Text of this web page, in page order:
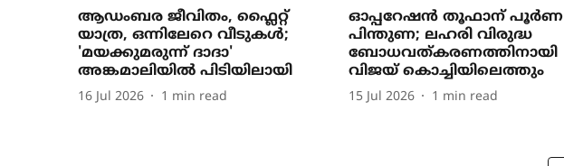
ആഡംബര ജീവിതം, ഫ്ലൈറ്റ്
യാത്ര, ഒന്നിലേറെ വീടുകൾ;
'മയക്കുമരുന്ന് ദാദാ'
അങ്കമാലിയിൽ പിടിയിലായി
16 Jul 2026 1 min read
ഓപ്പറേഷൻ തൂഫാന് പൂർണ
പിന്തുണ; ലഹരി വിരുദ്ധ
ബോധവത്കരണത്തിനായി
വിജയ് കൊച്ചിയിലെത്തും
15 Jul 2026 1 min read